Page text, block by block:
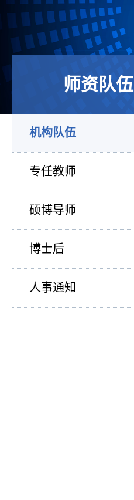
师资队伍
机构队伍
专任教师
硕博导师
博士后
人事通知